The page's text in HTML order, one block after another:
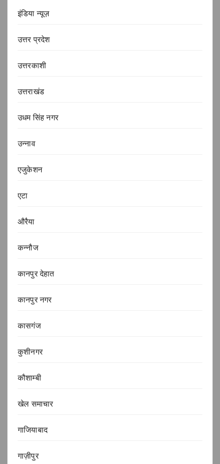
इंडिया न्यूज़
उत्तर प्रदेश
उत्तरकाशी
उत्तराखंड
उधम सिंह नगर
उन्नाव
एजुकेशन
एटा
औरैया
कन्नौज
कानपुर देहात
कानपुर नगर
कासगंज
कुशीनगर
कौशाम्बी
खेल समाचार
गाजियाबाद
गाज़ीपुर